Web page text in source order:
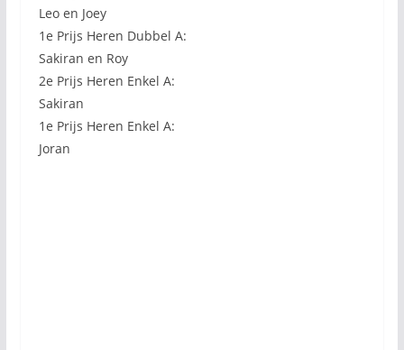
Leo en Joey
1e Prijs Heren Dubbel A:
Sakiran en Roy
2e Prijs Heren Enkel A:
Sakiran
1e Prijs Heren Enkel A:
Joran